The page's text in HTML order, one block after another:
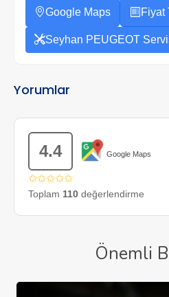
Google Maps Fiyat
Seyhan PEUGEOT
Yorumlar
4.4 Google Maps
✩✩✩✩✩
Toplam 110 değerlendirme
Önemli